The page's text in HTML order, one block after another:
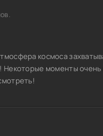
космоса
моменты